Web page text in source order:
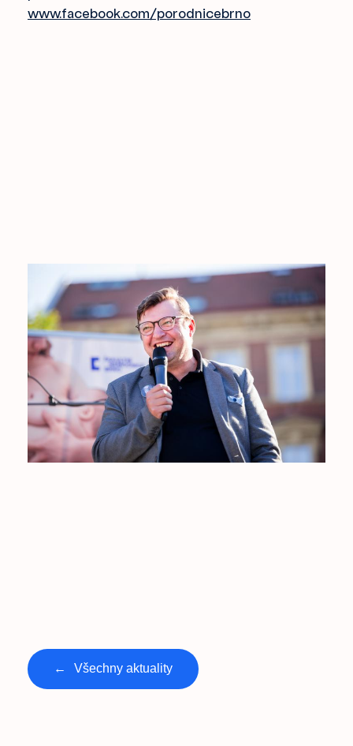
www.facebook.com/porodnicebrno
← Všechny aktuality